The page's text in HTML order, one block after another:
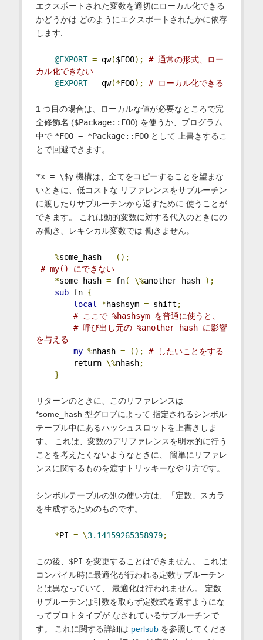
エクスポートされた変数を適切にローカル化できる
かどうかは どのようにエクスポートされたかに依存
します:
@EXPORT = qw($FOO);
# 通常の形式、ロー
カル化できない
@EXPORT = qw(*FOO); # ローカル化できる
1 つ目の場合は、ローカルな値が必要なところで完
全修飾名 ($Package::FOO) を使うか、プログラム
中で *FOO = *Package::FOOとして 上書きするこ
とで回避できます。
*x = \$y機構は、全てをコピーすることを望まな
いときに、低コストな リファレンスをサブルーチン
に渡したりサブルーチンから返すために 使うことが
できます。 これは動的変数に対する代入のときにの
み働き、レキシカル変数では 働きません。
%some_hash =
();
# my() にできない
*some_hash = fn( \%another_hash
);
sub fn {
local
*hashsym = shift ;
# ここで %hashsym を普通に使うと、
# 呼び出し元の %another_hash に影響
を与える
my %nhash = ();
# したいことをする
return \%nhash;
}
リターンのときに、このリファレンスは
*some_hash 型グロブによって 指定されるシンボル
テーブル中にあるハッシュスロットを上書きしま
す。 これは、変数のデリファレンスを明示的に行う
ことを考えたくないようなときに、 簡単にリファレ
ンスに関するものを渡すトリッキーなやり方です。
シンボルテーブルの別の使い方は、「定数」スカラ
を生成するためのものです。
*PI = \3.14159265358979;
この後、 $PI を変更することはできません。 これは
コンパイル時に最適化が行われる定数サブルーチン
とは異なっていて、 最適化は行われません。 定数
サブルーチンは引数を取らず定数式を返すようにな
ってプロトタイプが なされているサブルーチンで
す。 これに関する詳細は perlsubを参照してくださ